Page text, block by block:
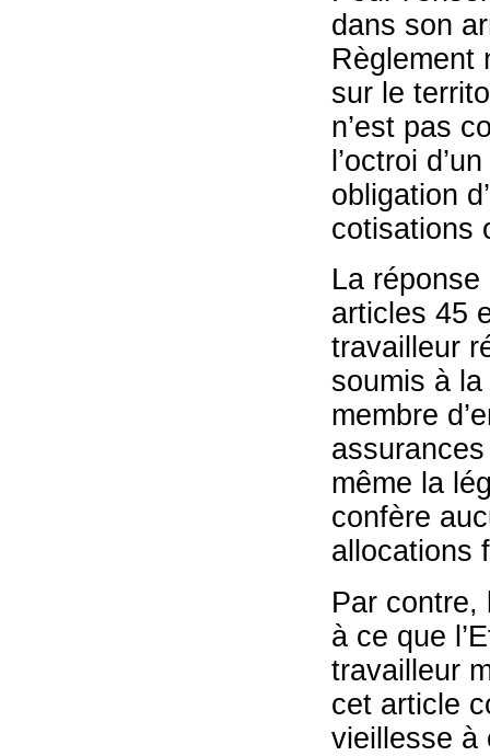
dans son
Règlement
sur le
n’est pas
l’octroi
obligation
cotisations
La
articles 45
travailleur
soumis à
membre
même la
confère
allocations
Par contre,
à ce que
travailleur
cet article
vieillesse à